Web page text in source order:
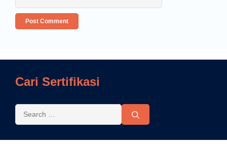
Cari Sertifikasi